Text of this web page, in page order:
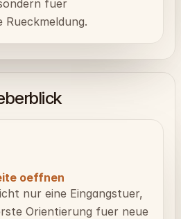
fuer
Rueckmeldung.
oeffnen
nur eine Eingangstuer,
Orientierung fuer neue